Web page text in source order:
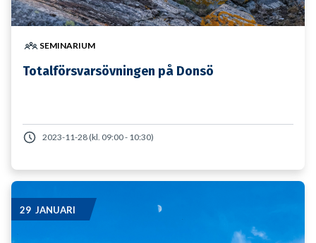
SEMINARIUM
Totalförsvarsövningen på Donsö
2023-11-28 (kl. 09:00 - 10:30)
29 JANUARI